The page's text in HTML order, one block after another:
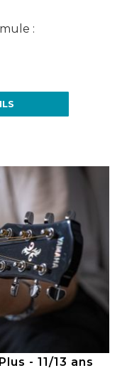
:
- 11/13 ans